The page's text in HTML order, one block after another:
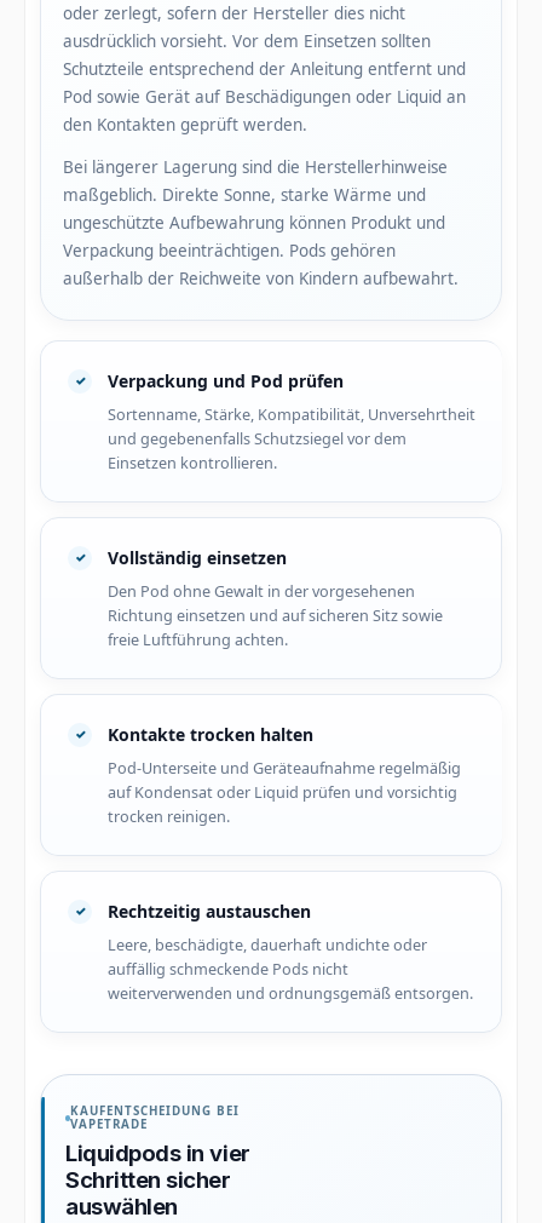
oder zerlegt, sofern der Hersteller dies nicht
ausdrücklich vorsieht. Vor dem Einsetzen sollten
Schutzteile entsprechend der Anleitung entfernt und
Pod sowie Gerät auf Beschädigungen oder Liquid an
den Kontakten geprüft werden.
Bei längerer Lagerung sind die Herstellerhinweise
maßgeblich. Direkte Sonne, starke Wärme und
ungeschützte Aufbewahrung können Produkt und
Verpackung beeinträchtigen. Pods gehören
außerhalb der Reichweite von Kindern aufbewahrt.
Verpackung und Pod prüfen
Sortenname, Stärke, Kompatibilität, Unversehrtheit
und gegebenenfalls Schutzsiegel vor dem
Einsetzen kontrollieren.
Vollständig einsetzen
Den Pod ohne Gewalt in der vorgesehenen
Richtung einsetzen und auf sicheren Sitz sowie
freie Luftführung achten.
Kontakte trocken halten
Pod-Unterseite und Geräteaufnahme regelmäßig
auf Kondensat oder Liquid prüfen und vorsichtig
trocken reinigen.
Rechtzeitig austauschen
Leere, beschädigte, dauerhaft undichte oder
auffällig schmeckende Pods nicht
weiterverwenden und ordnungsgemäß entsorgen.
KAUFENTSCHEIDUNG BEI
VAPETRADE
Liquidpods in vier
Schritten sicher
auswählen